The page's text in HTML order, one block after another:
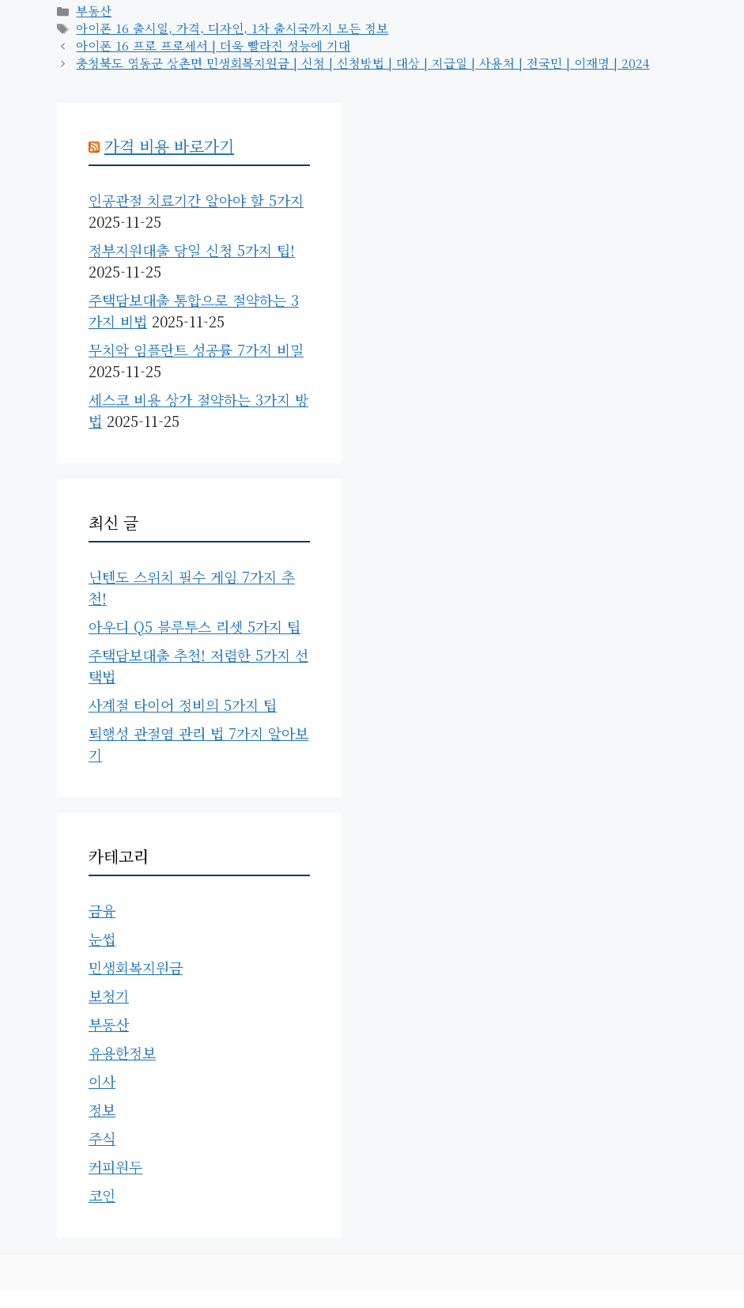
카
테
고
리
부동산
태
그
아이폰 16 출시일, 가격, 디자인, 1차 출시국까지 모든 정보
아이폰 16 프로 프로세서 | 더욱 빨라진 성능에 기대
충청북도 영동군 상촌면 민생회복지원금 | 신청 | 신청방법 | 대상 | 지급일 | 사용처 | 전국민 | 이재명 | 2024
가격 비용 바로가기
인공관절 치료기간 알아야 할 5가지
2025-11-25
정부지원대출 당일 신청 5가지 팁!
2025-11-25
주택담보대출 통합으로 절약하는 3
가지 비법 2025-11-25
무치악 임플란트 성공률 7가지 비밀
2025-11-25
세스코 비용 상가 절약하는 3가지 방
법 2025-11-25
최신 글
닌텐도 스위치 필수 게임 7가지 추
천!
아우디 Q5 블루투스 리셋 5가지 팁
주택담보대출 추천! 저렴한 5가지 선
택법
사계절 타이어 정비의 5가지 팁
퇴행성 관절염 관리 법 7가지 알아보
기
카테고리
금융
눈썹
민생회복지원금
보청기
부동산
유용한정보
이사
정보
주식
커피원두
코인